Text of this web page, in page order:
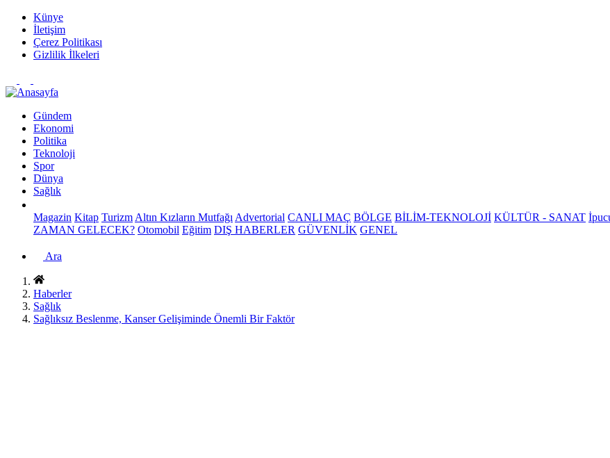
Künye
İletişim
Çerez Politikası
Gizlilik İlkeleri
Gündem
Ekonomi
Politika
Teknoloji
Spor
Dünya
Sağlık
Magazin Kitap Turizm Altın Kızların Mutfağı Advertorial CANLI MAÇ BÖLGE BİLİM-TEKNOLOJİ KÜLTÜR - SANAT
ZAMAN GELECEK? Otomobil Eğitim DIŞ HABERLER GÜVENLİK GENEL
Ara
Haberler
Sağlık
Sağlıksız Beslenme, Kanser Gelişiminde Önemli Bir Faktör